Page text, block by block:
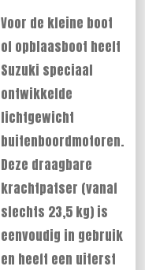
Voor de kleine boot
of opblaasboot heeft
Suzuki speciaal
ontwikkelde
lichtgewicht
buitenboordmotoren.
Deze draagbare
krachtpatser (vanaf
slechts 23,5 kg) is
eenvoudig in gebruik
en heeft een uiterst